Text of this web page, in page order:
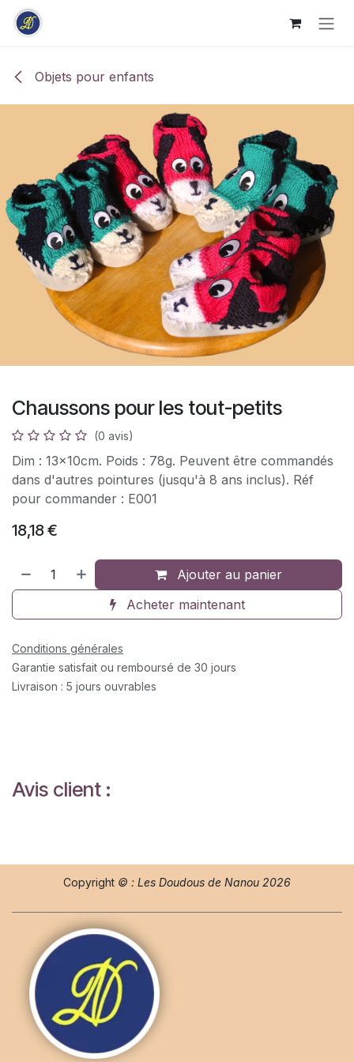
Se rendre au contenu
Objets pour enfants
Chaussons pour les tout-petits
(0 avis)
Dim : 13x10cm. Poids : 78g. Peuvent être commandés
dans d'autres pointures (jusqu'à 8 ans inclus). Réf
pour commander : E001
18,18€
Ajouter au panier
Acheter maintenant
Conditions générales
Garantie satisfait ou remboursé de 30 jours
Livraison : 5 jours ouvrables
Avis client :
Copyright © : Les Doudous de Nanou 2026